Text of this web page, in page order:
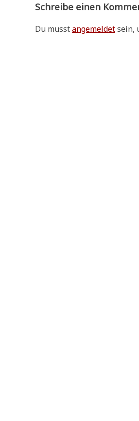
Schreibe einen
Du musstangemeldetsein,